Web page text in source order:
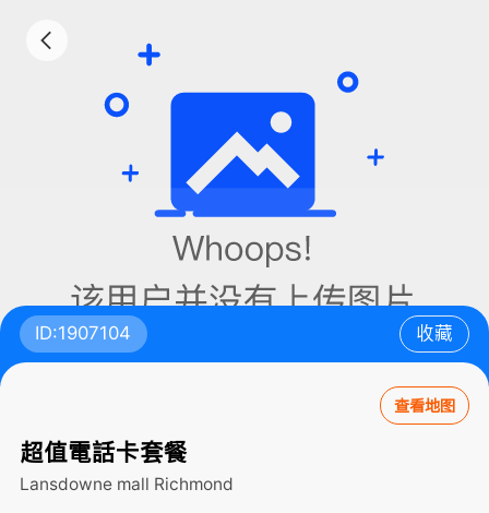
ID:1907104 收藏
查看地图
超值電話卡套餐
Lansdowne mall Richmond